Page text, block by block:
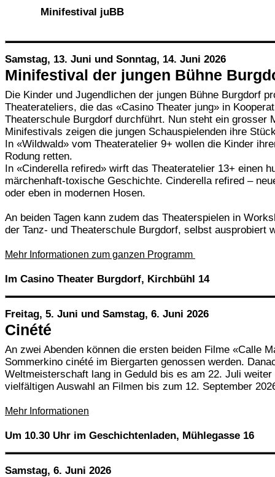
Minifestival juBB
Samstag, 13. Juni und Sonntag, 14. Juni 2026
Minifestival der jungen Bühne
Die Kinder und Jugendlichen der jungen Bühne Burgdorf
Theaterateliers, die das «Casino Theater jung» in
Theaterschule Burgdorf durchführt. Nun steht ein grosser
Minifestivals zeigen die jungen Schauspielenden ihre
In «Wildwald» vom Theateratelier 9+ wollen die Kinder
Rodung retten.
In «Cinderella refired» wirft das Theateratelier 13+ einen
märchenhaft-toxische Geschichte. Cinderella refired –
oder eben in modernen Hosen.
An beiden Tagen kann zudem das Theaterspielen in
der Tanz- und Theaterschule Burgdorf, selbst ausprobiert
Mehr Informationen zum ganzen Programm
Im Casino Theater Burgdorf, Kirchbühl 14
Freitag, 5. Juni und Samstag, 6. Juni 2026
Cinété
An zwei Abenden können die ersten beiden Filme «Calle
Sommerkino cinété im Biergarten genossen werden.
Weltmeisterschaft lang in Geduld bis es am 22. Juli
vielfältigen Auswahl an Filmen bis zum 12. September
Mehr Informationen
Um 10.30 Uhr im Geschichtenladen, Mühlegasse 16
Samstag, 6. Juni 2026